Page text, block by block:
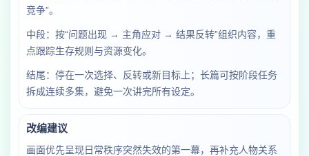
竞争”。
中段：按“问题出现 → 主角应对 → 结果反转”组织内容，重
点跟踪生存规则与资源变化。
结尾：停在一次选择、反转或新目标上；长篇可按阶段任务
拆成连续多集，避免一次讲完所有设定。
改编建议
画面优先呈现日常秩序突然失效的第一幕，再补充人物关系